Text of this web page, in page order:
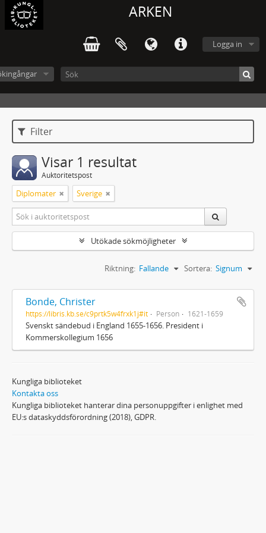
ARKEN
Logga in
Filter
Visar 1 resultat
Auktoritetspost
Diplomater Sverige
Utökade sökmöjligheter
Sortera: Signum
Riktning: Fallande
Bonde, Christer
https://libris.kb.se/c9prtk5w4frxk1j#it Person 1621-1659
Svenskt sändebud i England 1655-1656. President i
Kommerskollegium 1656
Kungliga biblioteket
Kontakta oss
Kungliga biblioteket hanterar dina personuppgifter i enlighet med
EU:s dataskyddsförordning (2018), GDPR.